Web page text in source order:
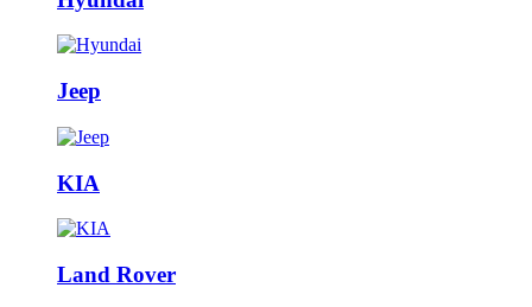
Jeep
KIA
Land Rover